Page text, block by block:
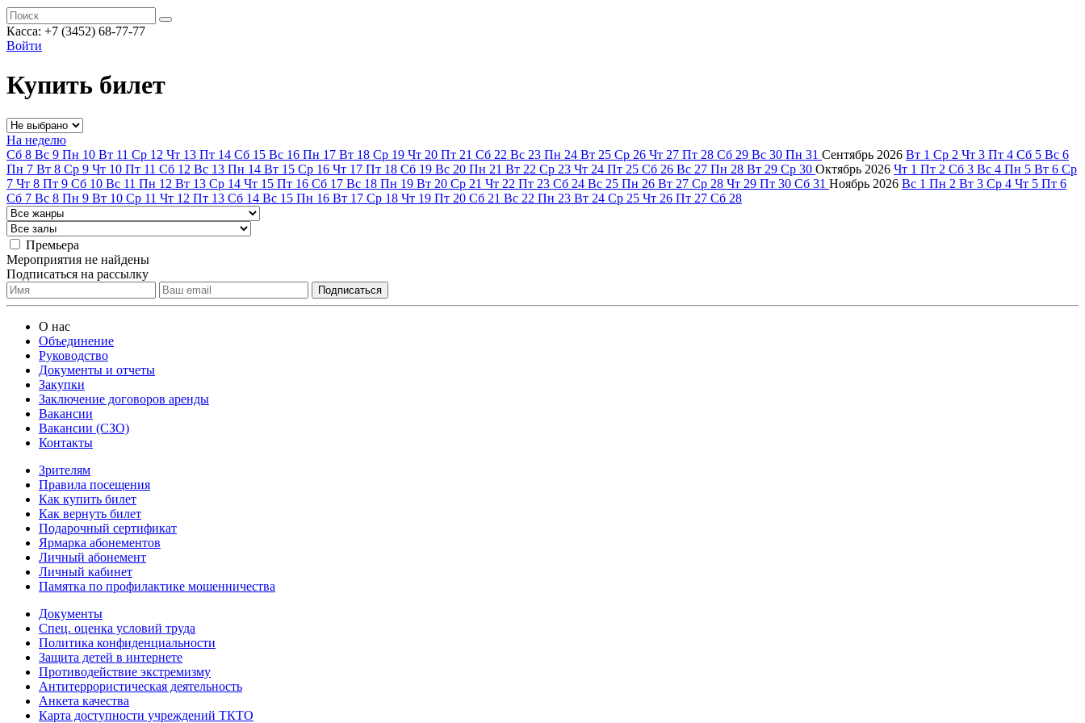
Касса: +7 (3452) 68-77-77
Войти
Купить билет
На неделю
Сб 8 Вс 9 Пн 10 Вт 11 Ср 12 Чт 13 Пт 14 Сб 15 Вс 16 Пн 17 Вт 18 Ср 19 Чт 20 Пт 21 Сб 22 Вс 23 Пн 24 Вт 25 Ср 26 Чт 27 Пт 28 Сб 29 Вс 30 Пн 31 Сентябрь 2026 Вт 1 Ср 2 Чт 3 Пт 4 Сб 5 Вс 6
Пн 7 Вт 8 Ср 9 Чт 10 Пт 11 Сб 12 Вс 13 Пн 14 Вт 15 Ср 16 Чт 17 Пт 18 Сб 19 Вс 20 Пн 21 Вт 22 Ср 23 Чт 24 Пт 25 Сб 26 Вс 27 Пн 28 Вт 29 Ср 30 Октябрь 2026 Чт 1 Пт 2 Сб 3 Вс 4 Пн 5 Вт 6 Ср
7 Чт 8 Пт 9 Сб 10 Вс 11 Пн 12 Вт 13 Ср 14 Чт 15 Пт 16 Сб 17 Вс 18 Пн 19 Вт 20 Ср 21 Чт 22 Пт 23 Сб 24 Вс 25 Пн 26 Вт 27 Ср 28 Чт 29 Пт 30 Сб 31 Ноябрь 2026 Вс 1 Пн 2 Вт 3 Ср 4 Чт 5 Пт 6
Сб 7 Вс 8 Пн 9 Вт 10 Ср 11 Чт 12 Пт 13 Сб 14 Вс 15 Пн 16 Вт 17 Ср 18 Чт 19 Пт 20 Сб 21 Вс 22 Пн 23 Вт 24 Ср 25 Чт 26 Пт 27 Сб 28
Премьера
Мероприятия не найдены
Подписаться на рассылку
О нас
Объединение
Руководство
Документы и отчеты
Закупки
Заключение договоров аренды
Вакансии
Вакансии (СЗО)
Контакты
Зрителям
Правила посещения
Как купить билет
Как вернуть билет
Подарочный сертификат
Ярмарка абонементов
Личный абонемент
Личный кабинет
Памятка по профилактике мошенничества
Документы
Спец. оценка условий труда
Политика конфиденциальности
Защита детей в интернете
Противодействие экстремизму
Антитеррористическая деятельность
Анкета качества
Карта доступности учреждений ТКТО